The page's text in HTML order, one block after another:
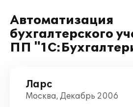
Автоматизация
бухгалтерского
ПП
Ларс
Москва, Декабрь 2006